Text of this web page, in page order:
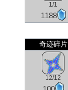
1/1
1188
奇迹碎片
12/12